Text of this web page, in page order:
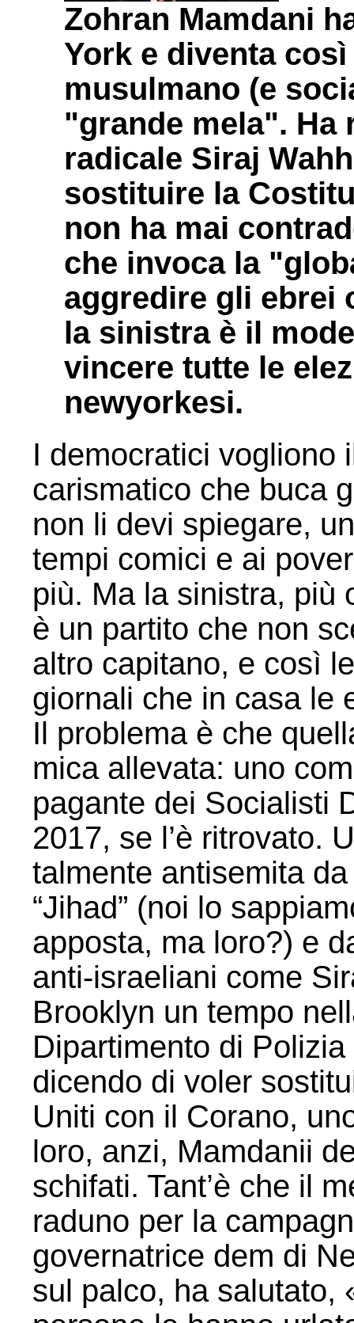
Zohran Mamdani
York e diventa
musulmano (e
"grande mela".
radicale Siraj
sostituire la
non ha mai
che invoca la
aggredire gli ebrei
la sinistra è il
vincere tutte le
newyorkesi.
I democratici vogliono
carismatico che buca
non li devi spiegare,
tempi comici e ai
più. Ma la sinistra, più
è un partito che non
altro capitano, e così
giornali che in casa le
Il problema è che
mica allevata: uno
pagante dei Socialisti
2017, se l’è ritrovato.
talmente antisemita
“Jihad” (noi lo
apposta, ma loro?) e
anti-israeliani come
Brooklyn un tempo
Dipartimento di
dicendo di voler
Uniti con il Corano,
loro, anzi, Mamdanii
schifati. Tant’è che il
raduno per la
governatrice dem di
sul palco, ha salutato,